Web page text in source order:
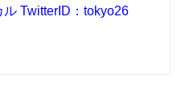
ル TwitterID：tokyo26